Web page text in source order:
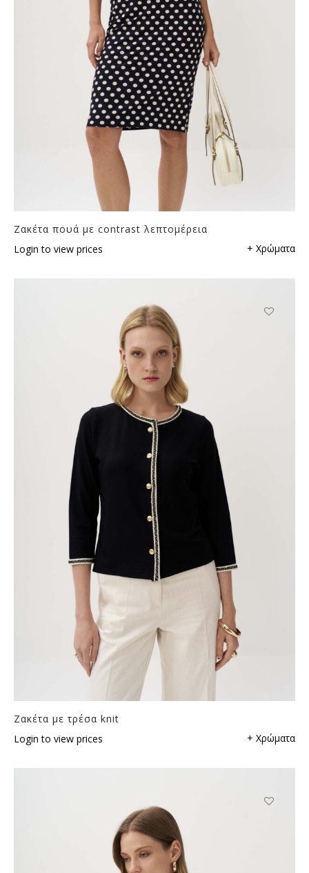
Ζακέτα πουά με contrast λεπτομέρεια
Login to view prices
+ Χρώματα
Ζακέτα με τρέσα knit
Login to view prices
+ Χρώματα